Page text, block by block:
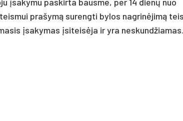
prašymą surengti bylos nagrinėjimą
įsakymas įsiteisėja ir yra neskundžiamas.